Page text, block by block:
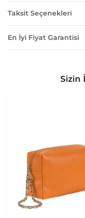
Taksit Seçenekleri
En İyi Fiyat Garantisi
Sizin